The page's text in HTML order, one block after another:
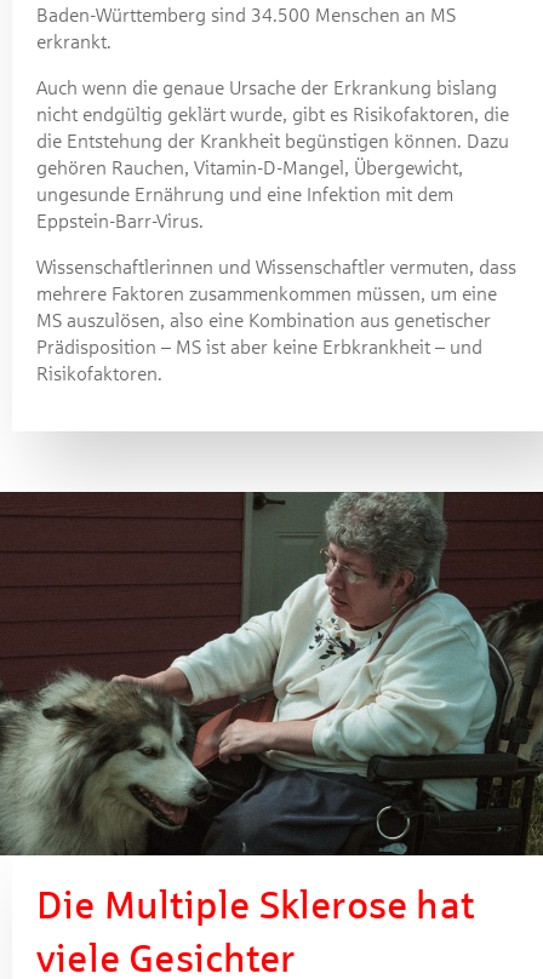
Baden-Württemberg sind 34.500 Menschen an MS
erkrankt.
Auch wenn die genaue Ursache der Erkrankung bislang
nicht endgültig geklärt wurde, gibt es Risikofaktoren, die
die Entstehung der Krankheit begünstigen können. Dazu
gehören Rauchen, Vitamin-D-Mangel, Übergewicht,
ungesunde Ernährung und eine Infektion mit dem
Eppstein-Barr-Virus.
Wissenschaftlerinnen und Wissenschaftler vermuten, dass
mehrere Faktoren zusammenkommen müssen, um eine
MS auszulösen, also eine Kombination aus genetischer
Prädisposition – MS ist aber keine Erbkrankheit – und
Risikofaktoren.
Die Multiple Sklerose hat
viele Gesichter